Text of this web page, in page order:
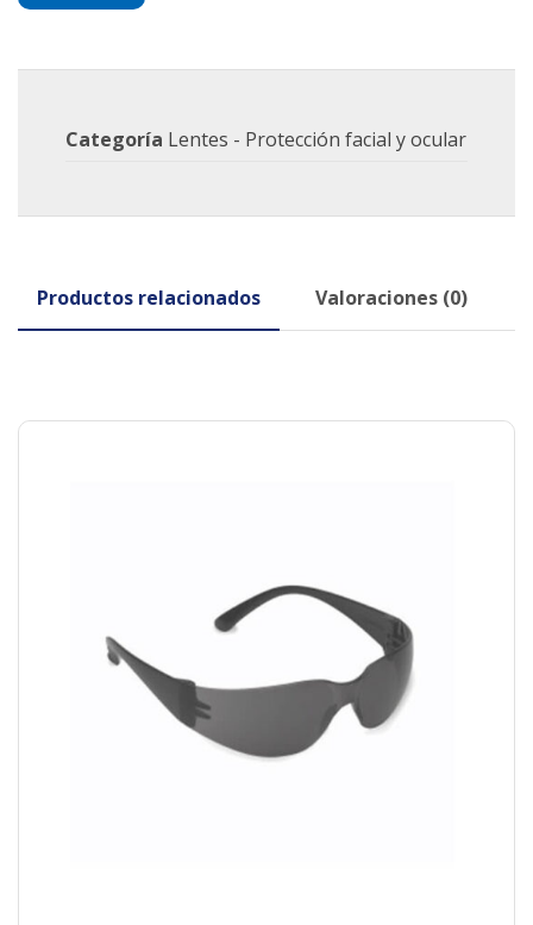
Categoría Lentes - Protección facial y ocular
Productos relacionados Valoraciones (0)